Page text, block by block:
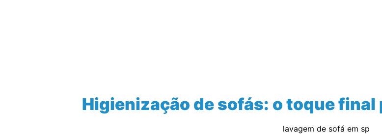
Higienização de sofás: o toque final
lavagem de sofá em sp